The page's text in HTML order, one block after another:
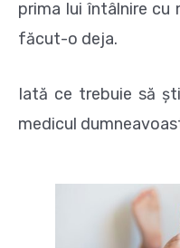
prima lui întâlnire cu
făcut-o deja.
Iată ce trebuie să
medicul